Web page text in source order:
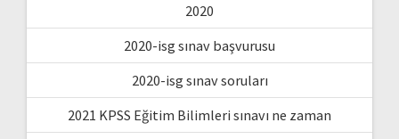
2020
2020-isg sınav başvurusu
2020-isg sınav soruları
2021 KPSS Eğitim Bilimleri sınavı ne zaman